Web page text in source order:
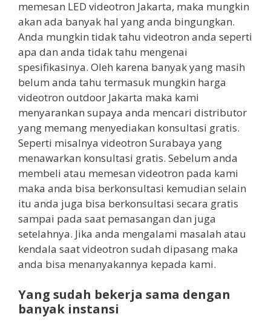
memesan LED videotron Jakarta, maka mungkin
akan ada banyak hal yang anda bingungkan.
Anda mungkin tidak tahu videotron anda seperti
apa dan anda tidak tahu mengenai
spesifikasinya. Oleh karena banyak yang masih
belum anda tahu termasuk mungkin harga
videotron outdoor Jakarta maka kami
menyarankan supaya anda mencari distributor
yang memang menyediakan konsultasi gratis.
Seperti misalnya videotron Surabaya yang
menawarkan konsultasi gratis. Sebelum anda
membeli atau memesan videotron pada kami
maka anda bisa berkonsultasi kemudian selain
itu anda juga bisa berkonsultasi secara gratis
sampai pada saat pemasangan dan juga
setelahnya. Jika anda mengalami masalah atau
kendala saat videotron sudah dipasang maka
anda bisa menanyakannya kepada kami.
Yang sudah bekerja sama dengan
banyak instansi